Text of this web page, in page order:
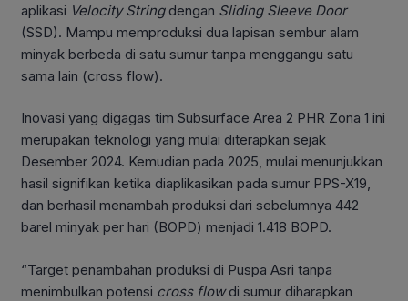
aplikasi Velocity Stringdengan Sliding Sleeve Door
(SSD). Mampu memproduksi dua lapisan sembur alam
minyak berbeda di satu sumur tanpa menggangu satu
sama lain (cross flow).
Inovasi yang digagas tim Subsurface Area 2 PHR Zona 1 ini
merupakan teknologi yang mulai diterapkan sejak
Desember 2024. Kemudian pada 2025, mulai menunjukkan
hasil signifikan ketika diaplikasikan pada sumur PPS-X19,
dan berhasil menambah produksi dari sebelumnya 442
barel minyak per hari (BOPD) menjadi 1.418 BOPD.
“Target penambahan produksi di Puspa Asri tanpa
menimbulkan potensi cross flowdi sumur diharapkan